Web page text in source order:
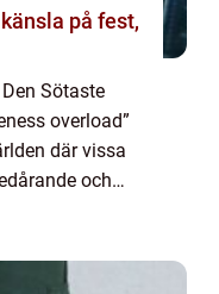
Sötaste
overload”
där vissa
och